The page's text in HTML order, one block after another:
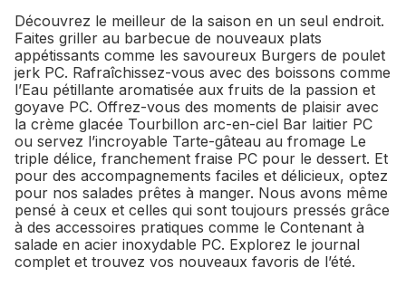
Découvrez le meilleur de la saison en un seul endroit.
Faites griller au barbecue de nouveaux plats
appétissants comme les savoureux Burgers de poulet
jerk PC. Rafraîchissez-vous avec des boissons comme
l’Eau pétillante aromatisée aux fruits de la passion et
goyave PC. Offrez-vous des moments de plaisir avec
la crème glacée Tourbillon arc-en-ciel Bar laitier PC
ou servez l’incroyable Tarte-gâteau au fromage Le
triple délice, franchement fraise PC pour le dessert. Et
pour des accompagnements faciles et délicieux, optez
pour nos salades prêtes à manger. Nous avons même
pensé à ceux et celles qui sont toujours pressés grâce
à des accessoires pratiques comme le Contenant à
salade en acier inoxydable PC. Explorez le journal
complet et trouvez vos nouveaux favoris de l’été.